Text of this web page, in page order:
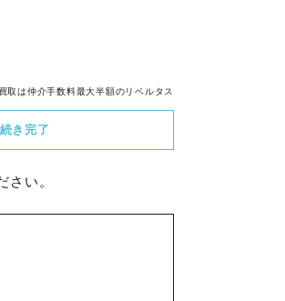
取は仲介手数料最大半額のリベルタス
き 完了
さい。